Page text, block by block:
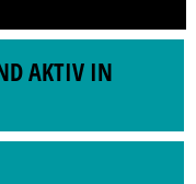
AKTIV IN